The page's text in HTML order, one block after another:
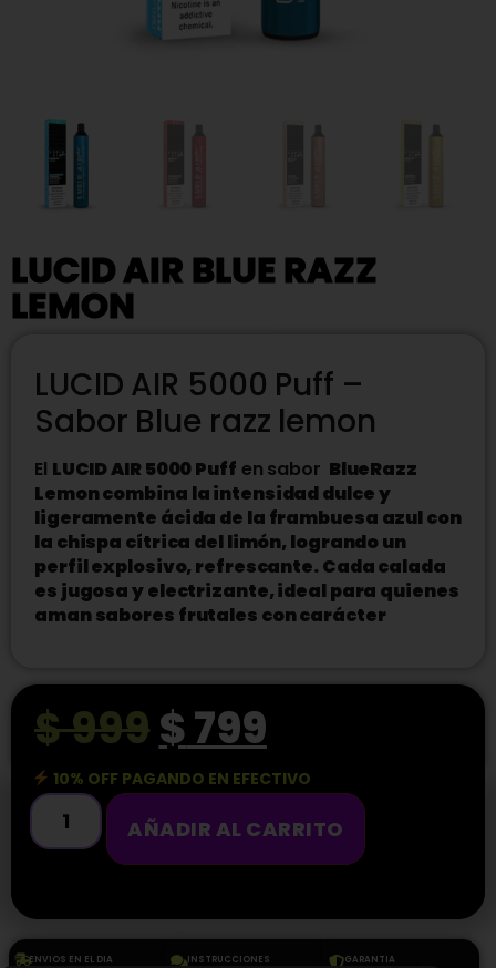
LUCID AIR BLUE RAZZ
LEMON
LUCID AIR 5000 Puff –
Sabor Blue razz lemon
El LUCID AIR 5000 Puff en sabor BlueRazz
Lemon combina la intensidad dulce y
ligeramente ácida de la frambuesa azul con
la chispa cítrica del limón, logrando un
perfil explosivo, refrescante. Cada calada
es jugosa y electrizante, ideal para quienes
aman sabores frutales con carácter
$999$799
10% OFF PAGANDO EN EFECTIVO
AÑADIR AL CARRITO
ENVIOS EN EL DIA
INSTRUCCIONES
GARANTIA